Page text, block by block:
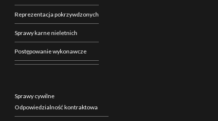
Reprezentacja pokrzywdzonych
Sprawy karne nieletnich
Postępowanie wykonawcze
Sprawy cywilne
Odpowiedzialność kontraktowa